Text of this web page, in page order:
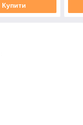
Купити